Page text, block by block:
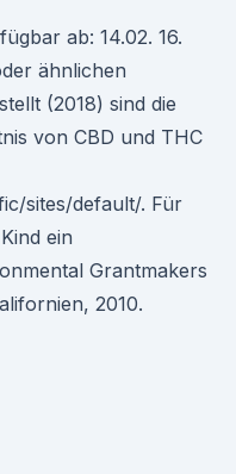
ab: 14.02. 16.
ähnlichen
(2018) sind die
von CBD und THC
sites/default/. Für
ein
Grantmakers
2010.